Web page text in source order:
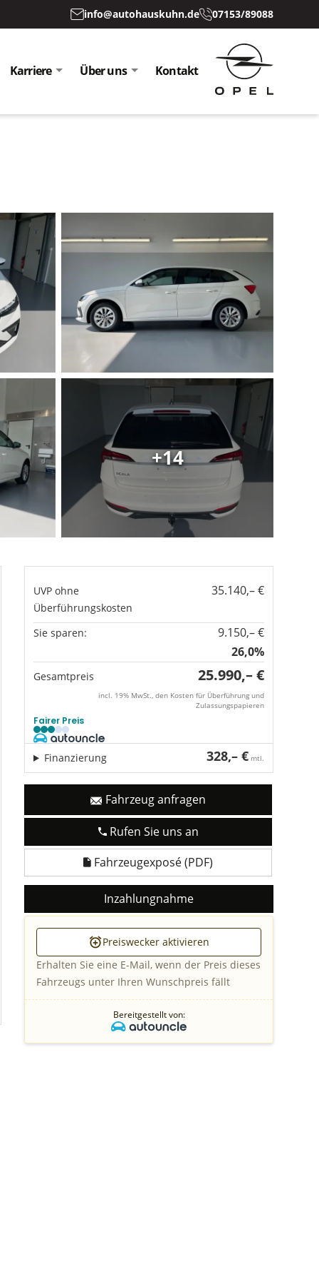
info@autohauskuhn.de 07153/89088
Karriere Über uns Kontakt
+14
UVP ohne
Überführungskosten
35.140,– €
Sie sparen:
9.150,– €
26,0%
Gesamtpreis 25.990,– €
incl. 19% MwSt., den Kosten für Überführung und
Zulassungspapieren
Fairer Preis
328,– € mtl.
Finanzierung
Rufen Sie uns an
Fahrzeug anfragen
Fahrzeugexposé (PDF)
Inzahlungnahme
Preiswecker aktivieren
Erhalten Sie eine E-Mail, wenn der Preis dieses
Fahrzeugs unter Ihren Wunschpreis fällt
Bereitgestellt von: